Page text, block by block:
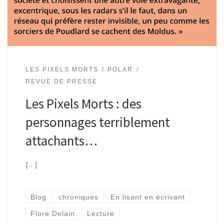
LES PIXELS MORTS
POLAR
REVUE DE PRESSE
Les Pixels Morts : des
personnages terriblement
attachants…
[…]
Blog chroniques En lisant en écrivant
Flore Delain Lecture